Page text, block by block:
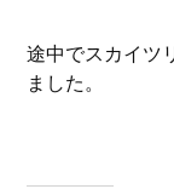
途中でスカイツ
ました。